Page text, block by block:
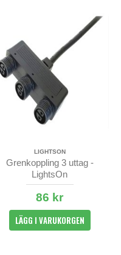
LIGHTSON
Grenkoppling 3 uttag -
LightsOn
86 kr
LÄGG I VARUKORGEN